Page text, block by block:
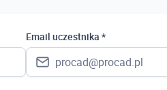
Email uczestnika *